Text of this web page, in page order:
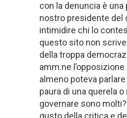
con la denuncia è una
nostro presidente del
intimidire chi lo
questo sito non
della troppa
amm.ne
almeno poteva
paura di una querela
governare sono
gusto della critica e